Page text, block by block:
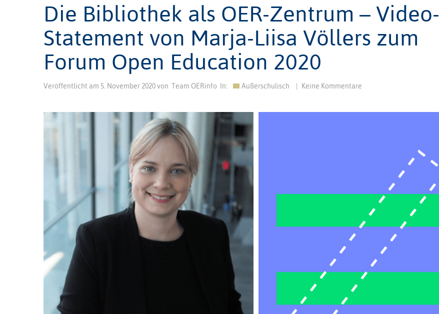
Die Bibliothek als OER-Zentrum – Video-
Statement von Marja-Liisa Völlers zum
Forum Open Education 2020
Veröffentlicht am 5. November 2020von Team OERinfo In: Außerschulisch Keine Kommentare